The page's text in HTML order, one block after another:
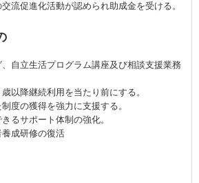
流促進化活動が認められ助成金を受ける。
自立生活プログラム講座及び相談支援業務
以降継続利用を当たり前にする。
度の獲得を強力に支援する。
るサポート体制の強化。
成研修の復活